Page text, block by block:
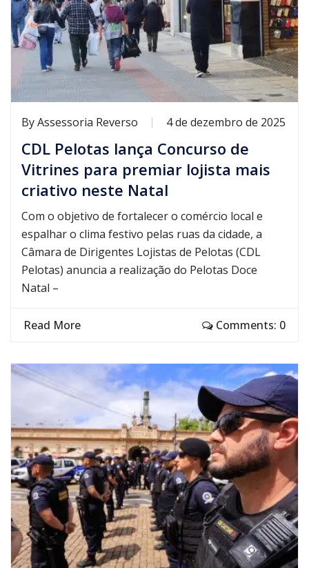
ByAssessoria Reverso 4 de dezembro de 2025
CDL Pelotas lança Concurso de
Vitrines para premiar lojista mais
criativo neste Natal
Com o objetivo de fortalecer o comércio local e
espalhar o clima festivo pelas ruas da cidade, a
Câmara de Dirigentes Lojistas de Pelotas (CDL
Pelotas) anuncia a realização do Pelotas Doce
Natal –
Read More Comments: 0